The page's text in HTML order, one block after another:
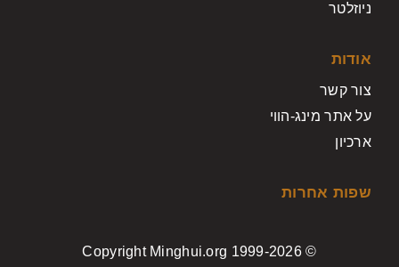
ניוזלטר
אודות
צור קשר
על אתר מינג-הווי
ארכיון
שפות אחרות
© Copyright Minghui.org 1999-2026